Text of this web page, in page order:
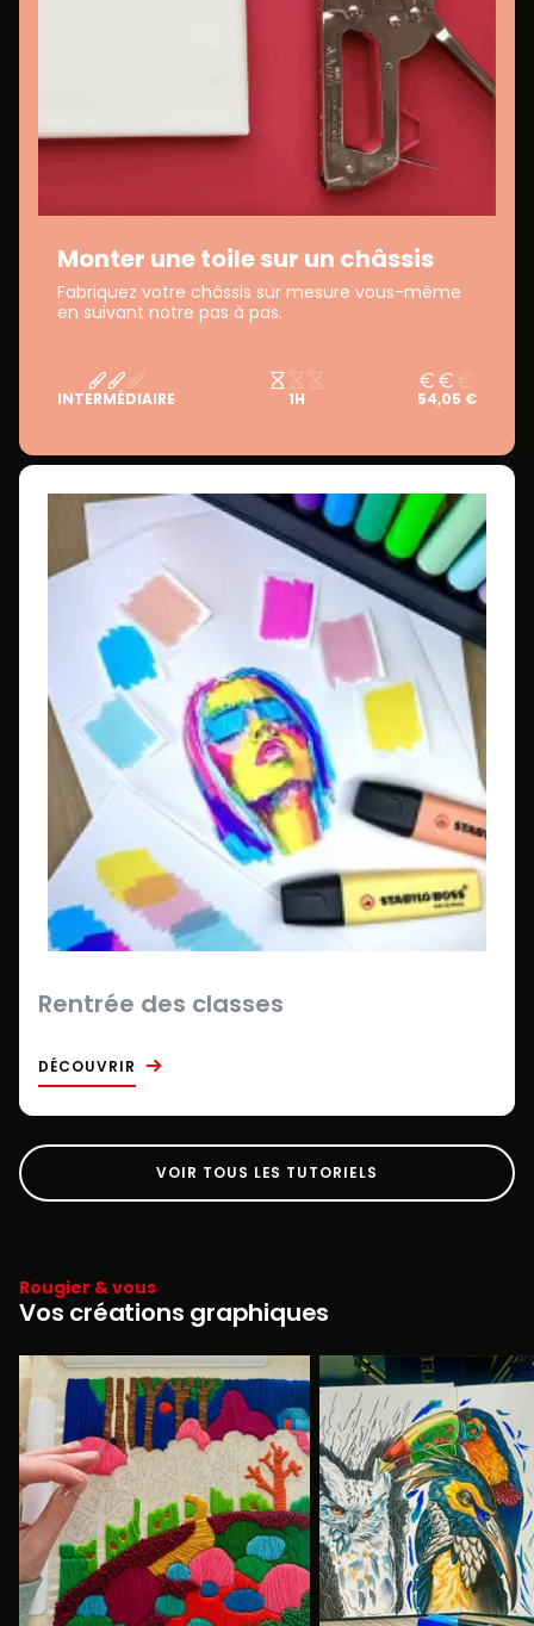
Monter une toile sur un châssis
Fabriquez votre châssis sur mesure vous-même
en suivant notre pas à pas.
INTERMÉDIAIRE 1H 54,05 €
Rentrée des classes
DÉCOUVRIR
VOIR TOUS LES TUTORIELS
Rougier & vous
Vos créations graphiques